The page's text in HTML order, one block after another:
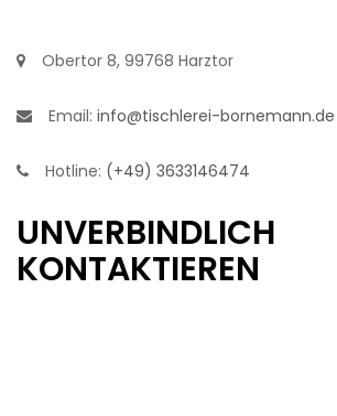
Obertor 8, 99768 Harztor
Email: info@tischlerei-bornemann.de
Hotline: (+49) 3633146474
UNVERBINDLICH
KONTAKTIEREN